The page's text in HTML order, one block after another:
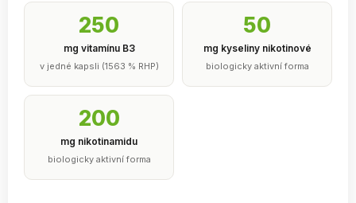
250
mg vitamínu B3
v jedné kapsli (1563 % RHP)
50
mg kyseliny nikotinové
biologicky aktivní forma
200
mg nikotinamidu
biologicky aktivní forma